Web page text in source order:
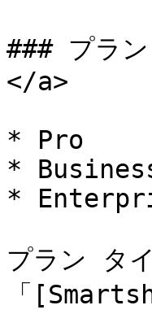
### プラ
</a>
* Pro
*
*
プラン タ
「